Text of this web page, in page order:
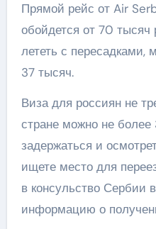
Прямой рейс от Air
обойдется от 70 тысяч
лететь с пересадками,
37 тысяч.
Виза для россиян не
стране можно не
задержаться и
ищете место для
в консульство Сербии
информацию о